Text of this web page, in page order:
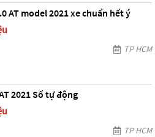
AT model 2021 xe chuẩn hết ý
TP HCM
2021 Số tự động
TP HCM